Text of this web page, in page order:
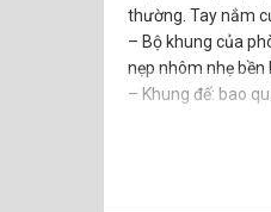
thường. Tay nắm
– Bộ khung của
nẹp nhôm nhẹ
– Khung đế: bao